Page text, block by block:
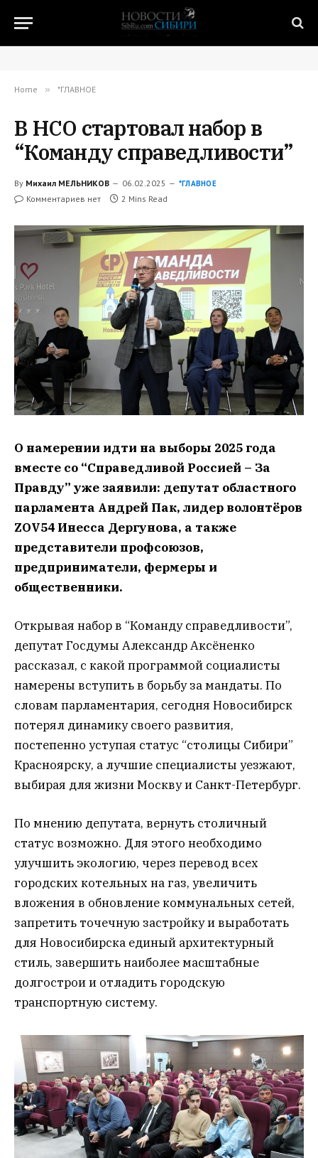
Home » *ГЛАВНОЕ
В НСО стартовал набор в
“Команду справедливости”
By Михаил МЕЛЬНИКОВ 06.02.2025 *ГЛАВНОЕ
Комментариев нет 2 Mins Read
О намерении идти на выборы 2025 года
вместе со “Справедливой Россией – За
Правду” уже заявили: депутат областного
парламента Андрей Пак, лидер волонтёров
ZOV54 Инесса Дергунова, а также
представители профсоюзов,
предприниматели, фермеры и
общественники.
Открывая набор в “Команду справедливости”,
депутат Госдумы Александр Аксёненко
рассказал, с какой программой социалисты
намерены вступить в борьбу за мандаты. По
словам парламентария, сегодня Новосибирск
потерял динамику своего развития,
постепенно уступая статус “столицы Сибири”
Красноярску, а лучшие специалисты уезжают,
выбирая для жизни Москву и Санкт-Петербург.
По мнению депутата, вернуть столичный
статус возможно. Для этого необходимо
улучшить экологию, через перевод всех
городских котельных на газ, увеличить
вложения в обновление коммунальных сетей,
запретить точечную застройку и выработать
для Новосибирска единый архитектурный
стиль, завершить наиболее масштабные
долгострои и отладить городскую
транспортную систему.